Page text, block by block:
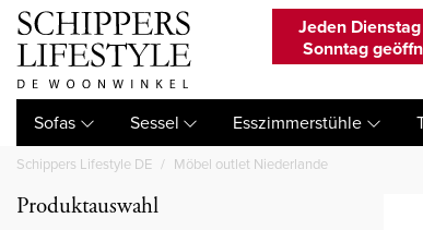
Jeden
Sonntag
Sofas Sessel Esszimmerstühle
Schippers Lifestyle DE Möbel outlet Niederlande
Produktauswahl